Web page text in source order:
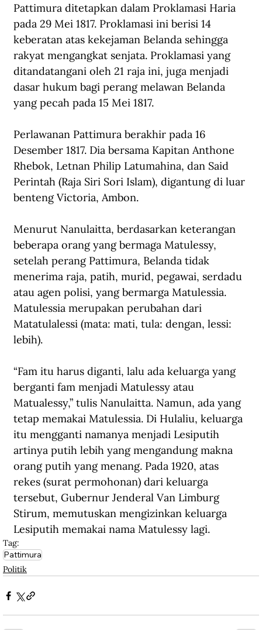
Pattimura ditetapkan dalam Proklamasi Haria
pada 29 Mei 1817. Proklamasi ini berisi 14
keberatan atas kekejaman Belanda sehingga
rakyat mengangkat senjata. Proklamasi yang
ditandatangani oleh 21 raja ini, juga menjadi
dasar hukum bagi perang melawan Belanda
yang pecah pada 15 Mei 1817.
Perlawanan Pattimura berakhir pada 16
Desember 1817. Dia bersama Kapitan Anthone
Rhebok, Letnan Philip Latumahina, dan Said
Perintah (Raja Siri Sori Islam), digantung di luar
benteng Victoria, Ambon.
Menurut Nanulaitta, berdasarkan keterangan
beberapa orang yang bermaga Matulessy,
setelah perang Pattimura, Belanda tidak
menerima raja, patih, murid, pegawai, serdadu
atau agen polisi, yang bermarga Matulessia.
Matulessia merupakan perubahan dari
Matatulalessi (mata: mati, tula: dengan, lessi:
lebih).
“Fam itu harus diganti, lalu ada keluarga yang
berganti fam menjadi Matulessy atau
Matualessy,” tulis Nanulaitta. Namun, ada yang
tetap memakai Matulessia. Di Hulaliu, keluarga
itu mengganti namanya menjadi Lesiputih
artinya putih lebih yang mengandung makna
orang putih yang menang. Pada 1920, atas
rekes (surat permohonan) dari keluarga
tersebut, Gubernur Jenderal Van Limburg
Stirum, memutuskan mengizinkan keluarga
Lesiputih memakai nama Matulessy lagi.
Tag:
Pattimura
Politik